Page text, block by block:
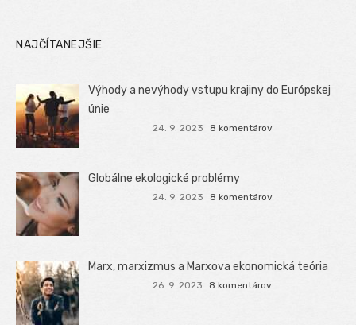
NAJČÍTANEJŠIE
Výhody a nevýhody vstupu krajiny do Európskej
únie
24. 9. 2023 8 komentárov
Globálne ekologické problémy
24. 9. 2023 8 komentárov
Marx, marxizmus a Marxova ekonomická teória
26. 9. 2023 8 komentárov